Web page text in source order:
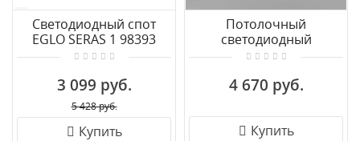
Светодиодный спот
EGLO SERAS 1 98393
3 099 руб.
5 428 руб.
Купить
Потолочный
светодиодный
светильник Eurosvet
4 670 руб.
Купить